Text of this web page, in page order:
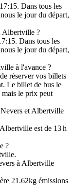
Dans tous les
le jour du départ,
Albertville ?
Dans tous les
le jour du départ,
à l'avance ?
réserver vos billets
Le billet de bus le
mais le prix peut
et Albertville
est de 13 h
?
à Albertville
21.62kg émissions